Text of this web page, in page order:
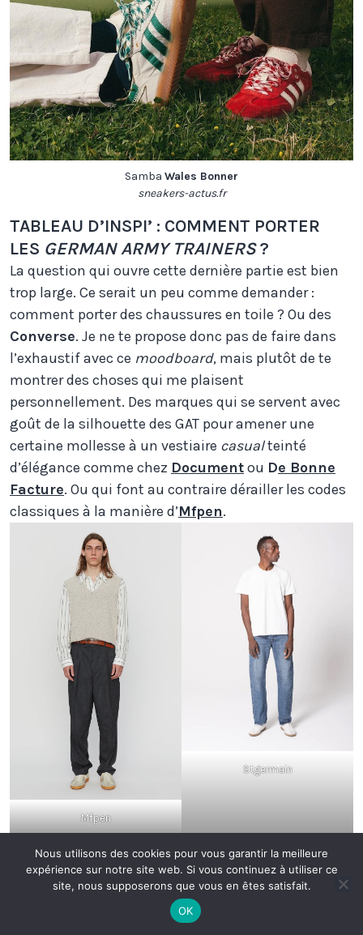
Samba Wales Bonner
sneakers-actus.fr
TABLEAU D’INSPI’ : COMMENT PORTER
LES GERMAN ARMY TRAINERS?
La question qui ouvre cette dernière partie est bien
trop large. Ce serait un peu comme demander :
comment porter des chaussures en toile ? Ou des
Converse. Je ne te propose donc pas de faire dans
l’exhaustif avec ce moodboard, mais plutôt de te
montrer des choses qui me plaisent
personnellement. Des marques qui se servent avec
goût de la silhouette des GAT pour amener une
certaine mollesse à un vestiaire casualteinté
d’élégance comme chez Documentou De Bonne
Facture. Ou qui font au contraire dérailler les codes
classiques à la manière d’Mfpen.
Mfpen
Stgermain
Nous utilisons des cookies pour vous garantir la meilleure
expérience sur notre site web. Si vous continuez à utiliser ce
site, nous supposerons que vous en êtes satisfait.
OK